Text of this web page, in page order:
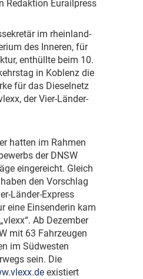
Redaktion Eurailpress
im rheinland-
des Inneren, für
enthüllte beim 10.
in Koblenz die
für das Dieselnetz
der Vier-Länder-
hatten im Rahmen
der DNSW
eingereicht. Gleich
den Vorschlag
Länder-Express
eine Einsenderin kam
Ab Dezember
mit 63 Fahrzeugen
im Südwesten
sein. Die
existiert